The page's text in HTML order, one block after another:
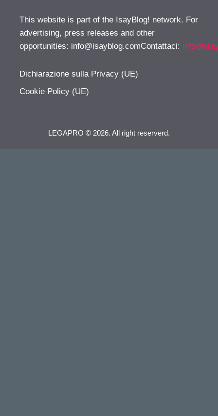
This website is part of the IsayBlog! network. For
advertising, press releases and other
opportunities: info@isayblog.comContattaci:
Dichiarazione sulla Privacy (UE)
Cookie Policy (UE)
LEGAPRO © 2026. All right reserverd.